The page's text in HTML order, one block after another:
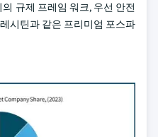
규제 프레임 워크, 우선 안전
시틴과 같은 프리미엄 포스파